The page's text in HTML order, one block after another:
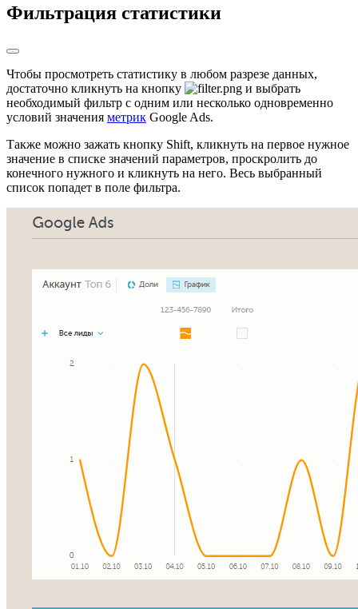
Фильтрация статистики
Чтобы просмотреть статистику в любом разрезе данных,
достаточно кликнуть на кнопку
и выбрать
необходимый фильтр с одним или несколько одновременно
условий значения метрик Google Ads.
Также можно зажать кнопку Shift, кликнуть на первое нужное
значение в списке значений параметров, проскролить до
конечного нужного и кликнуть на него. Весь выбранный
список попадет в поле фильтра.